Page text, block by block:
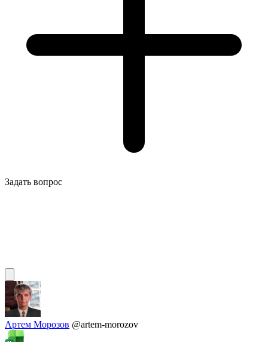
Задать вопрос
Артем Морозов @artem-morozov